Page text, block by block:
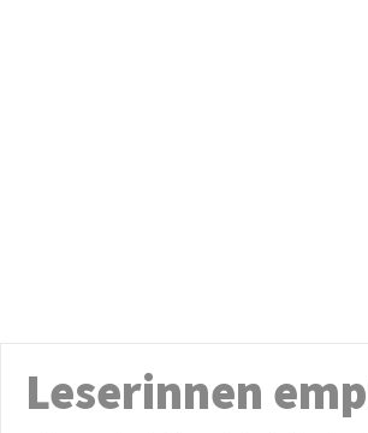
Leserinnen